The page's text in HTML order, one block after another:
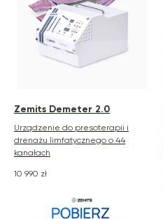
Zemits Demeter 2.0
Urządzenie do presoterapii i
drenażu limfatycznego o 44
kanałach
10 990 zł